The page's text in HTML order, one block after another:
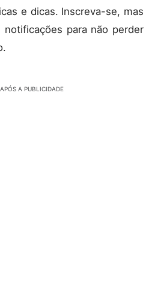
e dicas. Inscreva-se, mas
para não perder
A PUBLICIDADE